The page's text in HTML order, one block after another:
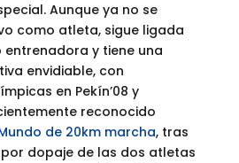
Aunque ya no se
como atleta, sigue ligada
y tiene una
envidiable, con
en Pekín’08 y
reconocido
de 20km marcha, tras
dopaje de las dos atletas